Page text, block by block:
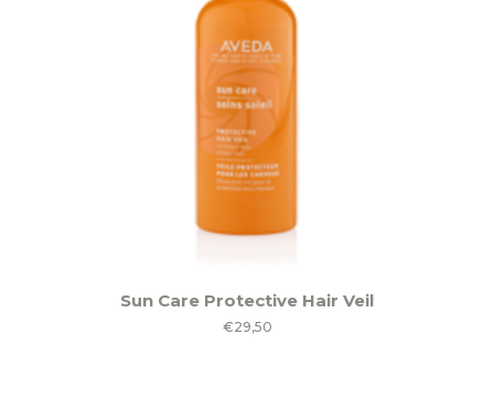
Sun Care Protective Hair Veil
€29,50